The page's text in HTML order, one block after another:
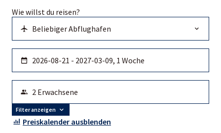
Wie willst du reisen?
Filter anzeigen
Preiskalender ausblenden